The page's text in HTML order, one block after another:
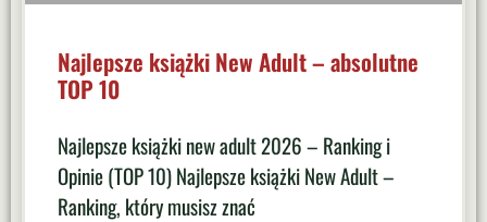
Najlepsze książki New Adult – absolutne
TOP 10
Najlepsze książki new adult 2026 – Ranking i
Opinie (TOP 10) Najlepsze książki New Adult –
Ranking, który musisz znać